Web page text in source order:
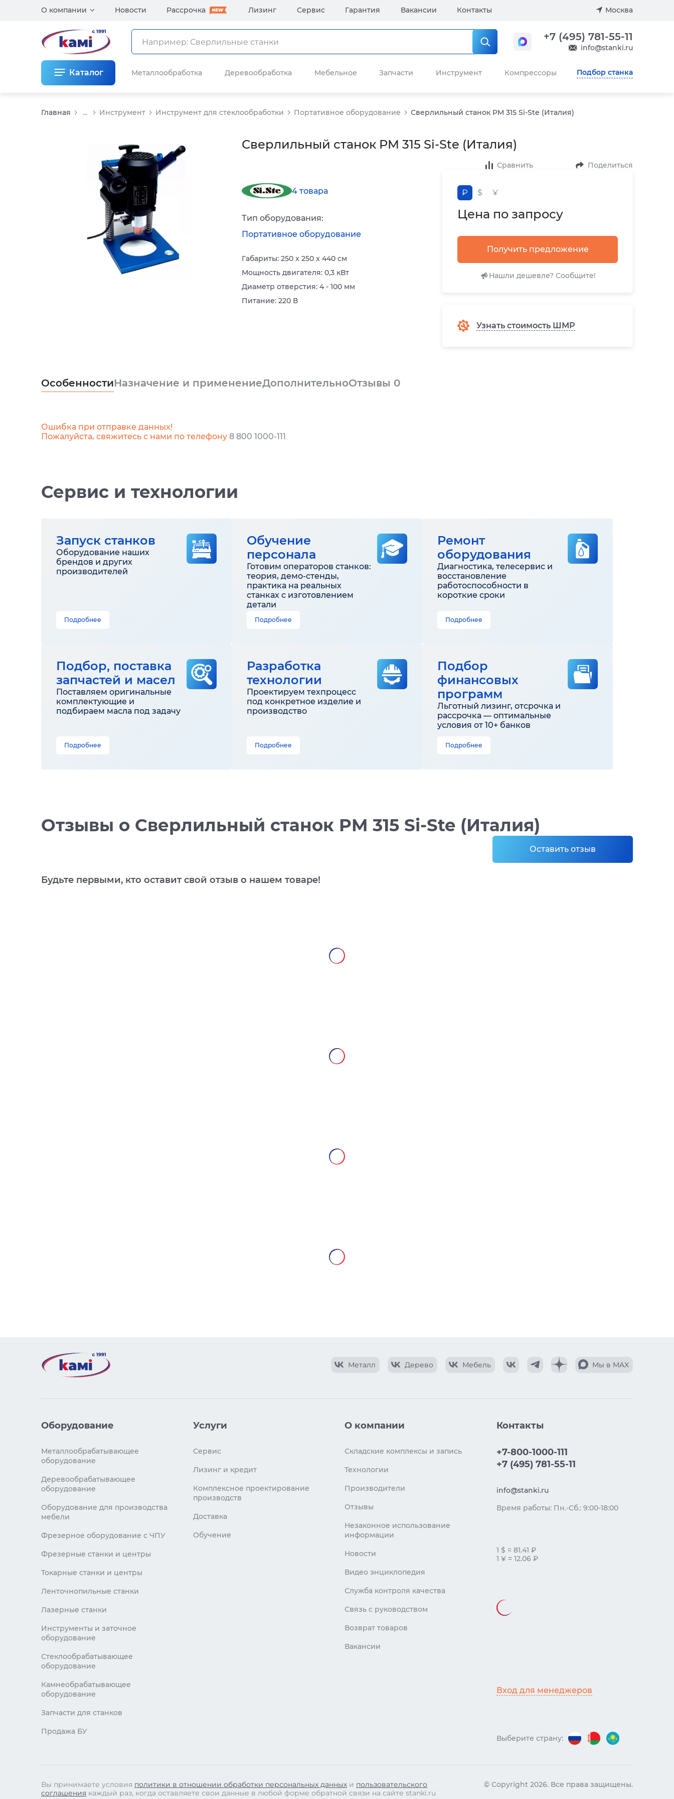
О компании Новости Рассрочка Лизинг Сервис Гарантия Вакансии Контакты Москва
+7 (495) 781-55-11
info@stanki.ru
Каталог Металлообработка Деревообработка Мебельное Запчасти Инструмент Компрессоры Подбор станка
Главная ... Инструмент Инструмент для стеклообработки Портативное оборудование Сверлильный станок PM 315 Si-Ste (Италия)
Сверлильный станок PM 315 Si-Ste (Италия)
Сравнить Поделиться
₽ $ ¥
Цена по запросу
Получить предложение
Нашли дешевле? Сообщите!
Узнать стоимость ШМР
4 товара
Тип оборудования:
Портативное оборудование
Габариты: 250 x 250 x 440 см
Мощность двигателя: 0,3 кВт
Диаметр отверстия: 4 - 100 мм
Питание: 220 В
ОсобенностиНазначение и применениеДополнительноОтзывы 0
Ошибка при отправке данных!
Пожалуйста, свяжитесь с нами по телефону 8 800 1000-111
Сервис и технологии
Запуск станков
Оборудование наших
брендов и других
производителей
Подробнее
Обучение
персонала
Готовим операторов станков:
теория, демо-стенды,
практика на реальных
станках с изготовлением
детали
Подробнее
Ремонт
оборудования
Диагностика, телесервис и
восстановление
работоспособности в
короткие сроки
Подробнее
Подбор, поставка
запчастей и масел
Поставляем оригинальные
комплектующие и
подбираем масла под задачу
Подробнее
Разработка
технологии
Проектируем техпроцесс
под конкретное изделие и
производство
Подробнее
Подбор
финансовых
программ
Льготный лизинг, отсрочка и
рассрочка — оптимальные
условия от 10+ банков
Подробнее
Отзывы о Сверлильный станок PM 315 Si-Ste (Италия)
Оставить отзыв
Будьте первыми, кто оставит свой отзыв о нашем товаре!
Металл Дерево Мебель Мы в MAX
Оборудование
Металлообрабатывающее
оборудование
Деревообрабатывающее
оборудование
Оборудование для производства
мебели
Фрезерное оборудование с ЧПУ
Фрезерные станки и центры
Токарные станки и центры
Ленточнопильные станки
Лазерные станки
Инструменты и заточное
оборудование
Стеклообрабатывающее
оборудование
Камнеобрабатывающее
оборудование
Запчасти для станков
Продажа БУ
Услуги
Сервис
Лизинг и кредит
Комплексное проектирование
производств
Доставка
Обучение
О компании
Складские комплексы и запись
Технологии
Производители
Отзывы
Незаконное использование
информации
Новости
Видео энциклопедия
Служба контроля качества
Связь с руководством
Возврат товаров
Вакансии
Контакты
+7-800-1000-111
+7 (495) 781-55-11
info@stanki.ru
Время работы: Пн.-Сб.: 9:00-18:00
1 $ = 81.41 ₽
1 ¥ = 12.06 ₽
Вход для менеджеров
Выберите страну:
Вы принимаете условия политики в отношении обработки персональных данных и пользовательского
соглашения каждый раз, когда оставляете свои данные в любой форме обратной связи на сайте stanki.ru
© Copyright 2026. Все права защищены.